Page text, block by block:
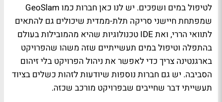
לטיפול במים ושפכים. יש לנו כאן חברות כמו GeoSlam
שמפתחת חיישני סריקה תלת-ממדית שיכולים גם להתאים
לתוואי הררי, ואת IDE טכנולוגיות שהיא מהמובילות בעולם
בהתפלה וטיפול במים תעשייתיים שזה משהו שהפרויקט
בארגנטינה צריך כדי לאפשר את ניהול הפרויקט בלי זיהום
הסביבה. יש גם חברות נוספות שיודעות לזהות כשלים בציוד
תעשייתי דבר שחייבים שבפרויקט מורכב שכזה.